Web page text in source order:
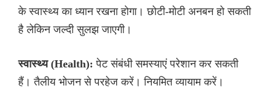
के स्वास्थ्य का ध्यान रखना होगा। छोटी-मोटी अनबन हो सकती
है लेकिन जल्दी सुलझ जाएगी।
स्वास्थ्य (Health): पेट संबंधी समस्याएं परेशान कर सकती
हैं। तैलीय भोजन से परहेज करें। नियमित व्यायाम करें।